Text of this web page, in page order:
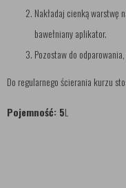
Nakładaj cienką warstwę
bawełniany aplikator.
Pozostaw do
Do regularnego ścierania kurzu
Pojemność: 5L